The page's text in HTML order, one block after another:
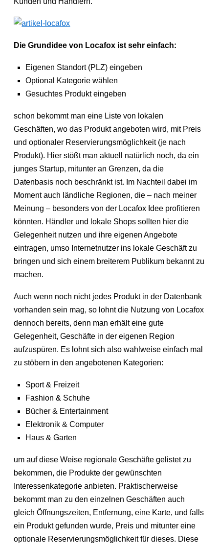
Die Grundidee von Locafox ist sehr einfach:
Eigenen Standort (PLZ) eingeben
Optional Kategorie wählen
Gesuchtes Produkt eingeben
schon bekommt man eine Liste von lokalen
Geschäften, wo das Produkt angeboten wird, mit Preis
und optionaler Reservierungsmöglichkeit (je nach
Produkt). Hier stößt man aktuell natürlich noch, da ein
junges Startup, mitunter an Grenzen, da die
Datenbasis noch beschränkt ist. Im Nachteil dabei im
Moment auch ländliche Regionen, die – nach meiner
Meinung – besonders von der Locafox Idee profitieren
könnten. Händler und lokale Shops sollten hier die
Gelegenheit nutzen und ihre eigenen Angebote
eintragen, umso Internetnutzer ins lokale Geschäft zu
bringen und sich einem breiterem Publikum bekannt zu
machen.
Auch wenn noch nicht jedes Produkt in der Datenbank
vorhanden sein mag, so lohnt die Nutzung von Locafox
dennoch bereits, denn man erhält eine gute
Gelegenheit, Geschäfte in der eigenen Region
aufzuspüren. Es lohnt sich also wahlweise einfach mal
zu stöbern in den angebotenen Kategorien:
Sport & Freizeit
Fashion & Schuhe
Bücher & Entertainment
Elektronik & Computer
Haus & Garten
um auf diese Weise regionale Geschäfte gelistet zu
bekommen, die Produkte der gewünschten
Interessenkategorie anbieten. Praktischerweise
bekommt man zu den einzelnen Geschäften auch
gleich Öffnungszeiten, Entfernung, eine Karte, und falls
ein Produkt gefunden wurde, Preis und mitunter eine
optionale Reservierungsmöglichkeit für dieses. Diese